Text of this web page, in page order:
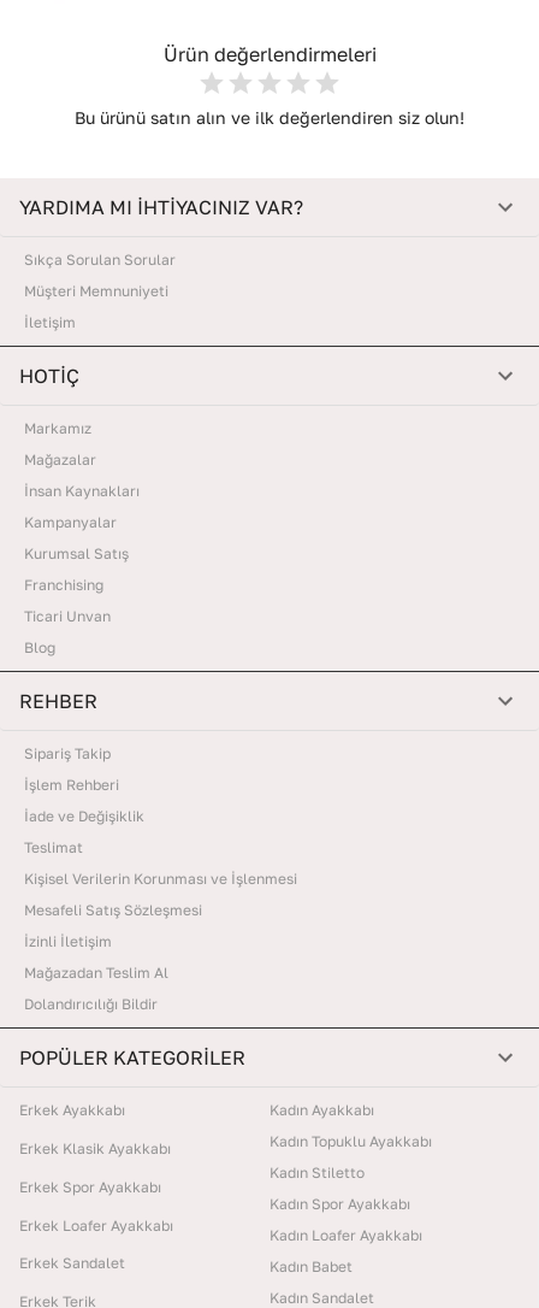
Ürün değerlendirmeleri
Bu ürünü satın alın ve ilk değerlendiren siz olun!
YARDIMA MI İHTİYACINIZ VAR?
Sıkça Sorulan Sorular
Müşteri Memnuniyeti
İletişim
HOTİÇ
Markamız
Mağazalar
İnsan Kaynakları
Kampanyalar
Kurumsal Satış
Franchising
Ticari Unvan
Blog
REHBER
Sipariş Takip
İşlem Rehberi
İade ve Değişiklik
Teslimat
Kişisel Verilerin Korunması ve İşlenmesi
Mesafeli Satış Sözleşmesi
İzinli İletişim
Mağazadan Teslim Al
Dolandırıcılığı Bildir
POPÜLER KATEGORİLER
Erkek Ayakkabı
Erkek Klasik Ayakkabı
Erkek Spor Ayakkabı
Erkek Loafer Ayakkabı
Erkek Sandalet
Erkek Terik
Kadın Ayakkabı
Kadın Topuklu Ayakkabı
Kadın Stiletto
Kadın Spor Ayakkabı
Kadın Loafer Ayakkabı
Kadın Babet
Kadın Sandalet